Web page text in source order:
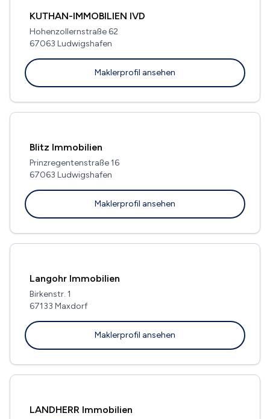
KUTHAN-IMMOBILIEN IVD
Hohenzollernstraße 62
67063 Ludwigshafen
Maklerprofil ansehen
Blitz Immobilien
Prinzregentenstraße 16
67063 Ludwigshafen
Maklerprofil ansehen
Langohr Immobilien
Birkenstr. 1
67133 Maxdorf
Maklerprofil ansehen
LANDHERR Immobilien